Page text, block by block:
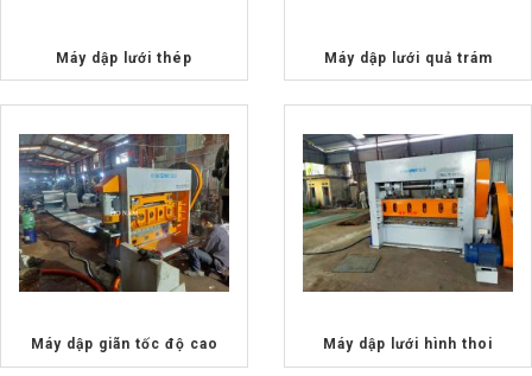
Máy dập lưới thép Máy dập lưới quả trám
Máy dập giãn tốc độ cao Máy dập lưới hình thoi